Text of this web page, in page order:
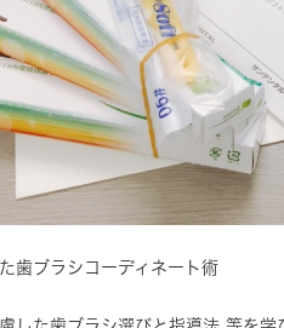
歯ブラシコーディネート術